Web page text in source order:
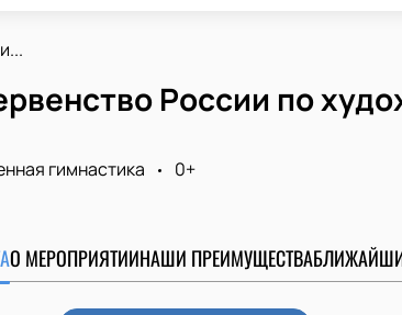
России по
гимнастика
0+
О МЕРОПРИЯТИИНАШИ ПРЕИМУЩЕСТВА